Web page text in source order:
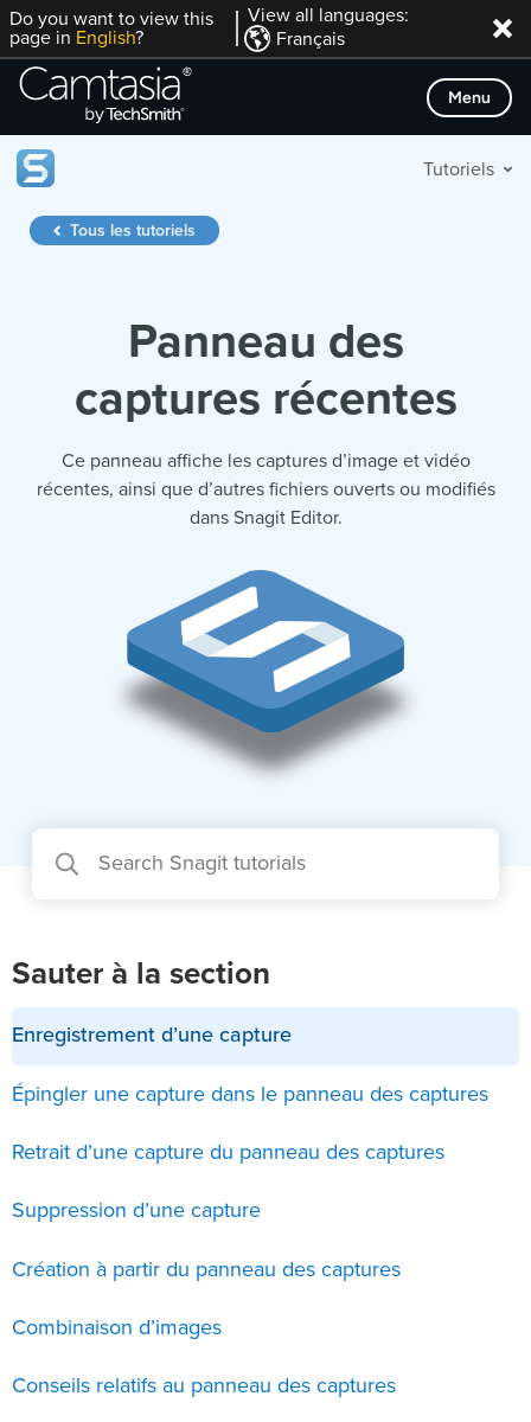
Passer
directement
contenu
Do you want to view this
page in English?
View all languages:
Français
Menu
Tutoriels
Tous les tutoriels
Panneau des
captures récentes
Ce panneau affiche les captures d’image et vidéo
récentes, ainsi que d’autres fichiers ouverts ou modifiés
dans Snagit Editor.
Sauter à la section
Enregistrement d’une capture
Épingler une capture dans le panneau des captures
Retrait d’une capture du panneau des captures
Suppression d’une capture
Création à partir du panneau des captures
Combinaison d’images
Conseils relatifs au panneau des captures